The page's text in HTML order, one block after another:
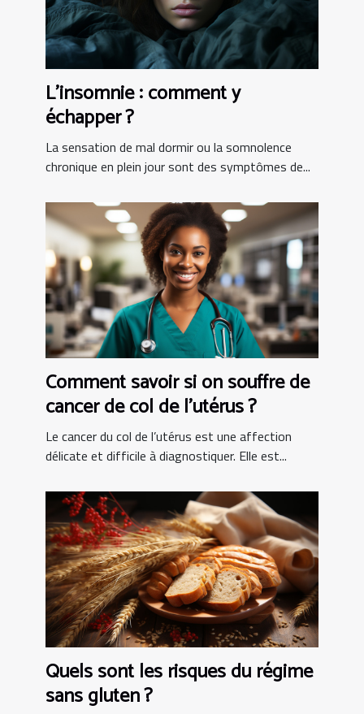
L’insomnie : comment y
échapper ?
La sensation de mal dormir ou la somnolence
chronique en plein jour sont des symptômes de...
Comment savoir si on souffre de
cancer de col de l’utérus ?
Le cancer du col de l’utérus est une affection
délicate et difficile à diagnostiquer. Elle est...
Quels sont les risques du régime
sans gluten ?